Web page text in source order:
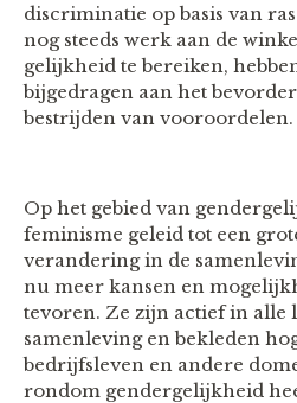
discriminatie op basis van
nog steeds werk aan de
gelijkheid te bereiken,
bijgedragen aan het
bestrijden van vooroordelen.
Op het gebied van
feminisme geleid tot een
verandering in de
nu meer kansen en
tevoren. Ze zijn actief in alle
samenleving en bekleden
bedrijfsleven en andere
rondom gendergelijkheid